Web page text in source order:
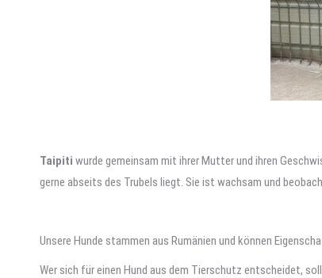
Taipiti wurde gemeinsam mit ihrer Mutter und ihren
gerne abseits des Trubels liegt. Sie ist wachsam und
Unsere Hunde stammen aus Rumänien und können
Wer sich für einen Hund aus dem Tierschutz entscheidet,